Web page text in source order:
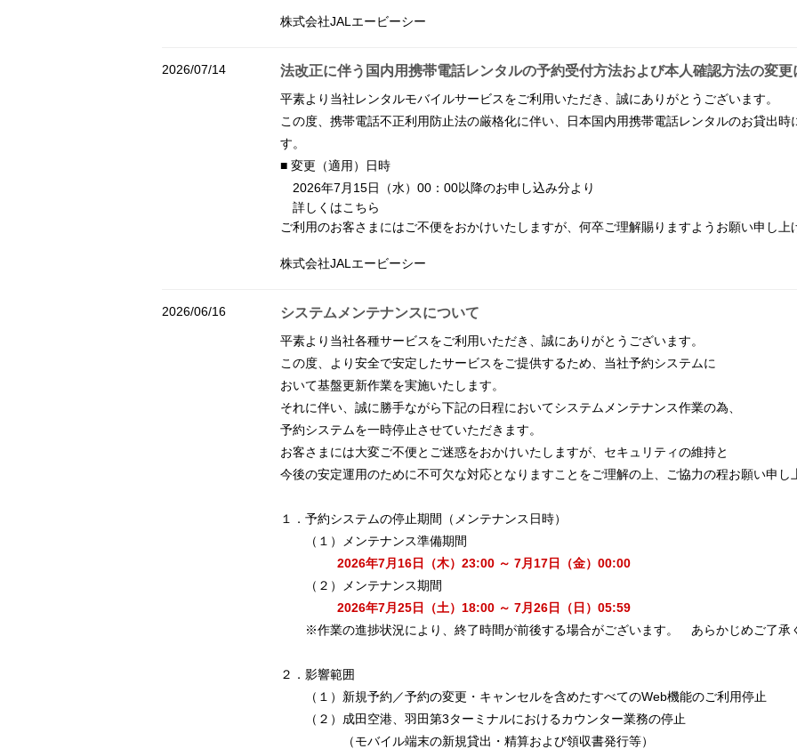
株式会社JALエービーシー
2026/07/14 法改正に伴う国内用携帯電話レンタルの予約受付方法および本人確認方法の変更
平素より当社レンタルモバイルサービスをご利用いただき、誠にありがとうございます。
この度、携帯電話不正利用防止法の厳格化に伴い、日本国内用携帯電話レンタルのお貸出時
す。
■ 変更（適用）日時
2026年7月15日（水）00：00以降のお申し込み分より
詳しくはこちら
ご利用のお客さまにはご不便をおかけいたしますが、何卒ご理解賜りますようお願い申し上
株式会社JALエービーシー
2026/06/16 システムメンテナンスについて
平素より当社各種サービスをご利用いただき、誠にありがとうございます。
この度、より安全で安定したサービスをご提供するため、当社予約システムに
おいて基盤更新作業を実施いたします。
それに伴い、誠に勝手ながら下記の日程においてシステムメンテナンス作業の為、
予約システムを一時停止させていただきます。
お客さまには大変ご不便とご迷惑をおかけいたしますが、セキュリティの維持と
今後の安定運用のために不可欠な対応となりますことをご理解の上、ご協力の程お願い申し
１．予約システムの停止期間（メンテナンス日時）
（１）メンテナンス準備期間
2026年7月16日（木）23:00 ～ 7月17日（金）00:00
（２）メンテナンス期間
2026年7月25日（土）18:00 ～ 7月26日（日）05:59
※作業の進捗状況により、終了時間が前後する場合がございます。 あらかじめご了承く
２．影響範囲
（１）新規予約／予約の変更・キャンセルを含めたすべてのWeb機能のご利用停止
（２）成田空港、羽田第3ターミナルにおけるカウンター業務の停止
（モバイル端末の新規貸出・精算および領収書発行等）